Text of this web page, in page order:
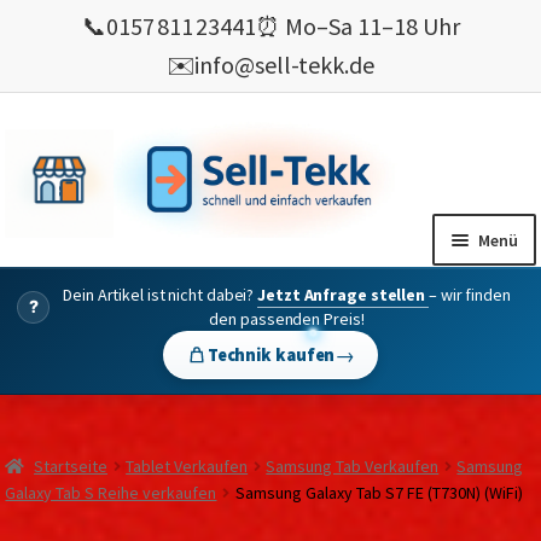
📞0157 811 23441⏰ Mo–Sa 11–18 Uhr
✉️info@sell-tekk.de
springen
springen
Menü
Mein Konto
verkaufen
💰 Bonusprogramm
?
Dein Artikel ist nicht dabei?Jetzt Anfrage stellen – wir finden
den passenden Preis!
Technik kaufen→
Startseite Tablet Verkaufen Samsung Tab Verkaufen
Samsung
Galaxy Tab S Reihe verkaufen
Samsung Galaxy Tab S7 FE (T730N) (WiFi)